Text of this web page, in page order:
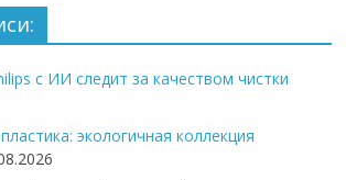
с ИИ следит за качеством чистки
экологичная коллекция